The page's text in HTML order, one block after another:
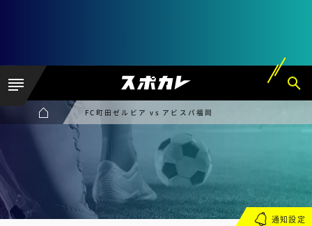
FC町田ゼルビア vs アビスパ福岡
通知設定